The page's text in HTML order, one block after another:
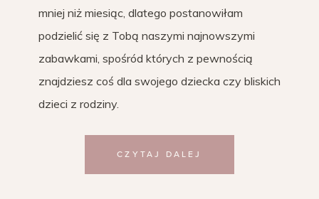
mniej niż miesiąc, dlatego postanowiłam
podzielić się z Tobą naszymi najnowszymi
zabawkami, spośród których z pewnością
znajdziesz coś dla swojego dziecka czy bliskich
dzieci z rodziny.
CZYTAJ DALEJ